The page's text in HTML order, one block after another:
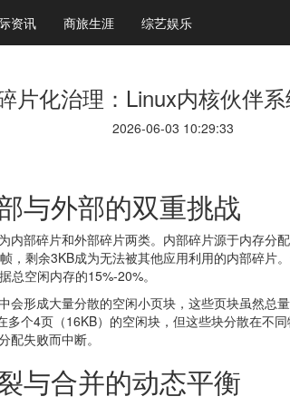
资讯 商旅生涯 综艺娱乐
片化治理：Linux内核伙伴
2026-06-03 10:29:33
与外部的双重挑战
部碎片和外部碎片两类。内部碎片源于内存分
，剩余3KB成为无法被其他应用利用的内部碎片
总空闲内存的15%-20%。
形成大量分散的空闲小页块，这些页块虽然总
个4页（16KB）的空闲块，但这些块分散在不
失败而中断。
与合并的动态平衡